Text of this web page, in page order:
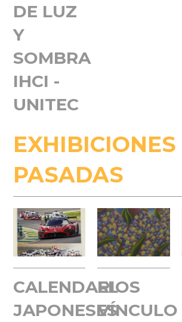
DE LUZ
Y
SOMBRA
IHCI -
UNITEC
EXHIBICIONES
PASADAS
CALENDARIOS
JAPONESES
EL
VÍNCULO